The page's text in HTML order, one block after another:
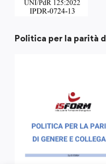
Politica per la parità